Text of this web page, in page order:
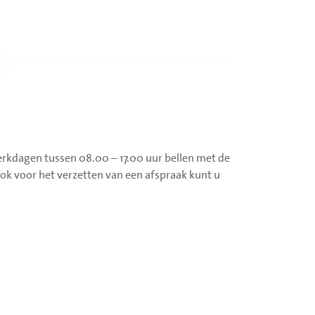
maal.
seconden vol en laat los
Maak kleine cirkelbewegingen links- en
tussen 08.00 – 17.00 uur bellen met de
voor het verzetten van een afspraak kunt u